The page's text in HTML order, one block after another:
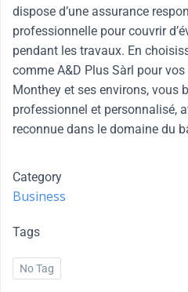
dispose d’une assurance
professionnelle pour couvrir
pendant les travaux. En
comme A&D Plus Sàrl pour
Monthey et ses environs, vous
professionnel et personnalisé,
reconnue dans le domaine du
Category
Business
Tags
No Tag